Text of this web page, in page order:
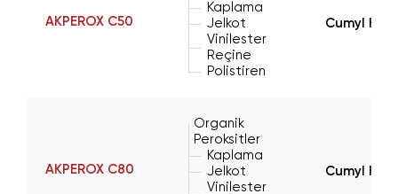
AKPEROX C50
Kaplama
Jelkot
Vinilester
Reçine
Polistiren
Cumyl
AKPEROX C80
Organik
Peroksitler
Kaplama
Jelkot
Vinilester
Cumyl